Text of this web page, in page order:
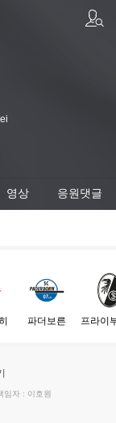
영상 응원댓글
파더보른 프라이
임자 : 이호원